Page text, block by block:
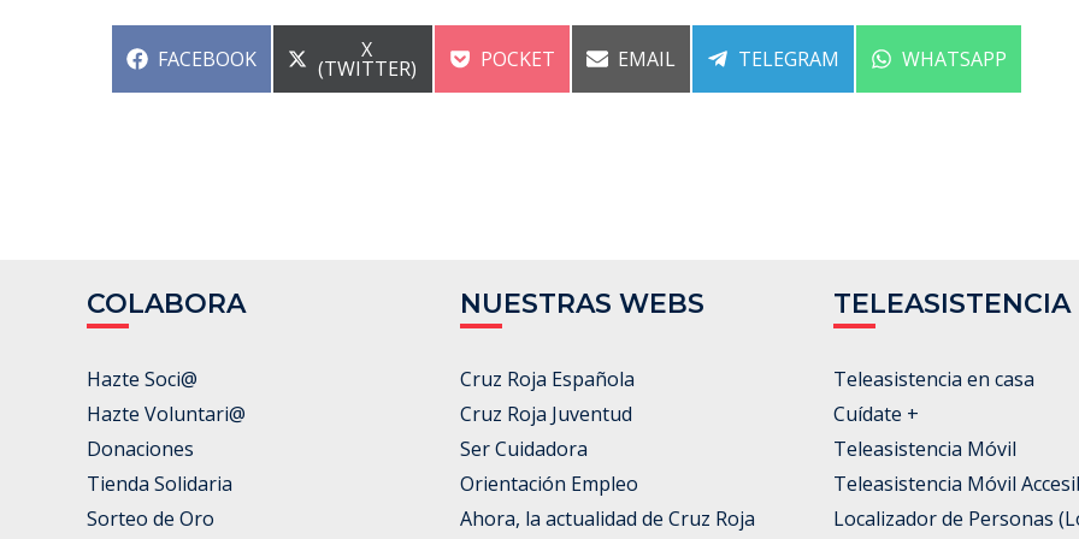
COMPARTIR
FACEBOOK COMPARTIR
EN
X
(TWITTER) COMPARTIR
POCKET COMPARTIR
EMAIL COMPARTIR
TELEGRAM COMPARTIR
WHATSAPP
COLABORA
Hazte Soci@
Hazte Voluntari@
Donaciones
Tienda Solidaria
Sorteo de Oro
NUESTRAS WEBS
Cruz Roja Española
Cruz Roja Juventud
Ser Cuidadora
Orientación Empleo
Ahora, la actualidad de Cruz Roja
TELEASISTENCIA
Teleasistencia en casa
Cuídate +
Teleasistencia Móvil
Teleasistencia Móvil
Localizador de Personas